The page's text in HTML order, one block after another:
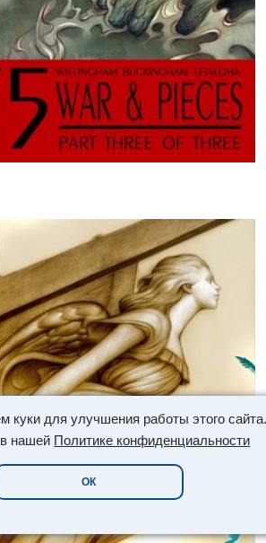
куки для улучшения работы этого сайта.
нашей Политике конфиденциальности
ОК